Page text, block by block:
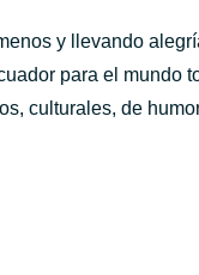
Dancer
y llevando
para el mundo
culturales, de